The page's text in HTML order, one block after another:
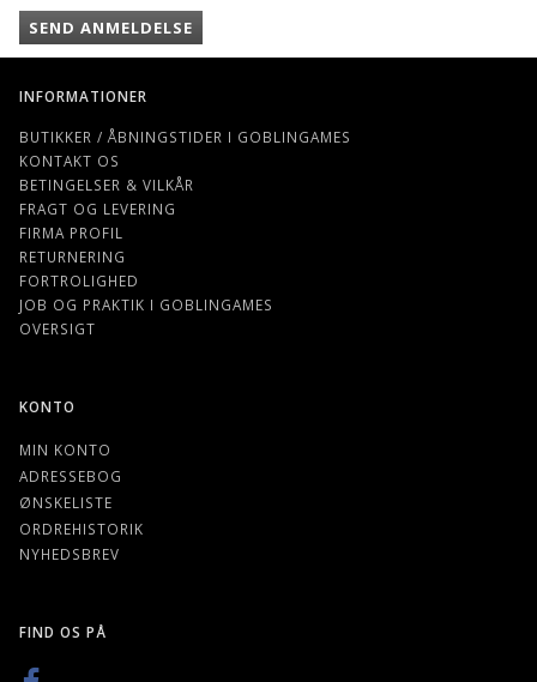
SEND ANMELDELSE
INFORMATIONER
BUTIKKER / ÅBNINGSTIDER I GOBLINGAMES
KONTAKT OS
BETINGELSER & VILKÅR
FRAGT OG LEVERING
FIRMA PROFIL
RETURNERING
FORTROLIGHED
JOB OG PRAKTIK I GOBLINGAMES
OVERSIGT
KONTO
MIN KONTO
ADRESSEBOG
ØNSKELISTE
ORDREHISTORIK
NYHEDSBREV
FIND OS PÅ